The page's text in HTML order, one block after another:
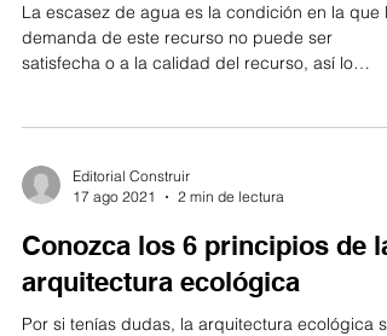
La escasez de agua es la condición en la que la
demanda de este recurso no puede ser
satisfecha o a la calidad del recurso, así lo
Editorial Construir
17 ago 2021
2 min de lectura
Conozca los 6 principios de la
arquitectura ecológica
Por si tenías dudas, la arquitectura ecológica se